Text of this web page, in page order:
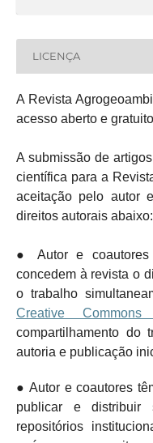
LICENÇA
A Revista
acesso aberto e
A submissão de
científica para a
aceitação pelo autor
direitos autorais abaixo:
● Autor e coautores
concedem à revista o
o trabalho
Creative Commons
compartilhamento do
autoria e publicação
● Autor e coautores
publicar e distribuir
repositórios